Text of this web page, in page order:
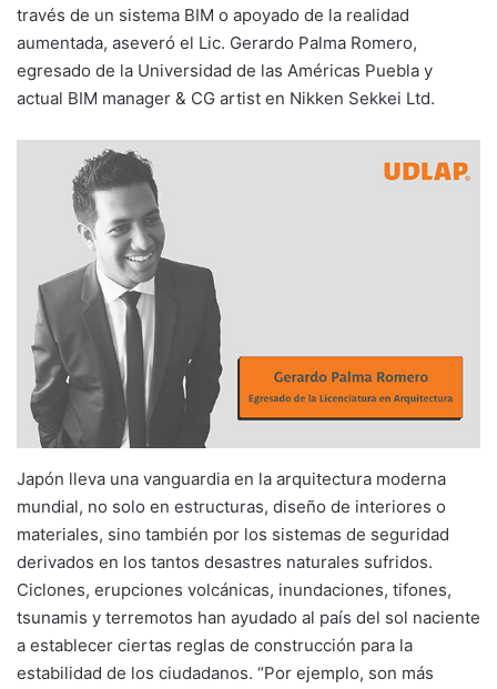
través de un sistema BIM o apoyado de la realidad
aumentada, aseveró el Lic. Gerardo Palma Romero,
egresado de la Universidad de las Américas Puebla y
actual BIM manager & CG artist en Nikken Sekkei Ltd.
Japón lleva una vanguardia en la arquitectura moderna
mundial, no solo en estructuras, diseño de interiores o
materiales, sino también por los sistemas de seguridad
derivados en los tantos desastres naturales sufridos.
Ciclones, erupciones volcánicas, inundaciones, tifones,
tsunamis y terremotos han ayudado al país del sol naciente
a establecer ciertas reglas de construcción para la
estabilidad de los ciudadanos. “Por ejemplo, son más